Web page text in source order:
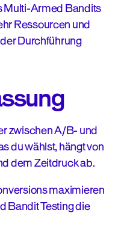
Multi-Armed Bandits
Ressourcen und
Durchführung
zwischen A/B- und
du wählst, hängt von
dem Zeitdruck ab.
maximieren
Bandit Testing die